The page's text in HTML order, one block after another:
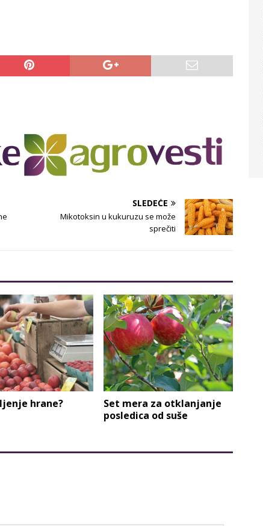
SLEDEĆE
Mikotoksin u kukuruzu se može
sprečiti
hrane?
Set mera za otklanjanje
posledica od suše